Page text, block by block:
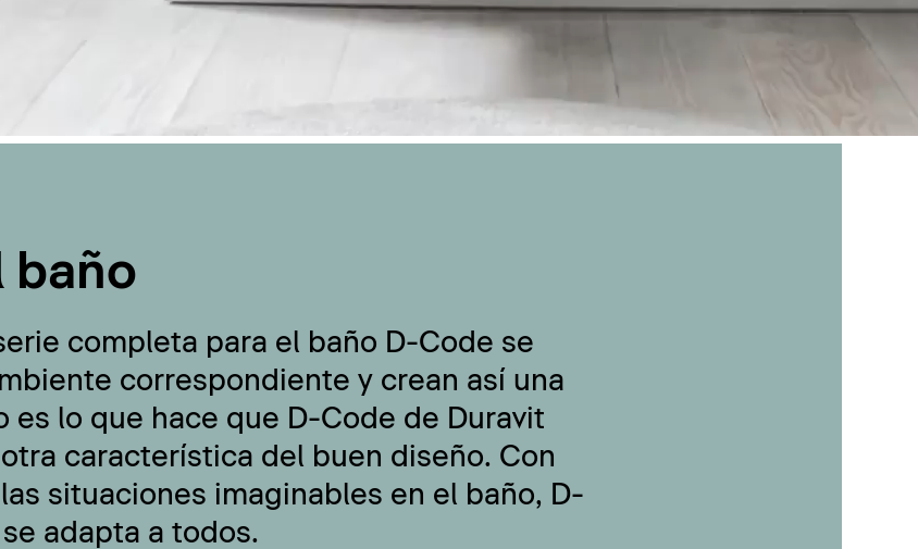
baño
completa para el baño D-Code se
correspondiente y crean así una
es lo que hace que D-Code de Duravit
característica del buen diseño. Con
situaciones imaginables en el baño, D-
adapta a todos.